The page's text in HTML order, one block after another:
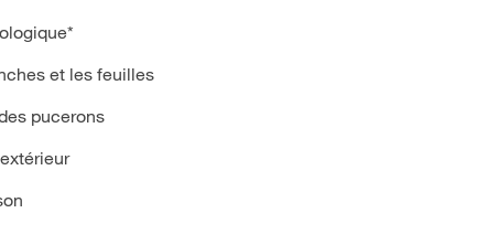
et les feuilles
pucerons